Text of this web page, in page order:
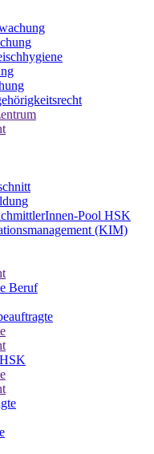
Pool HSK
(KIM)
Beruf